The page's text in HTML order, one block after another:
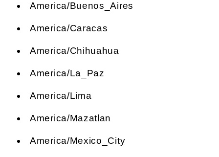
America/Buenos_Aires
America/Caracas
America/Chihuahua
America/La_Paz
America/Lima
America/Mazatlan
America/Mexico_City